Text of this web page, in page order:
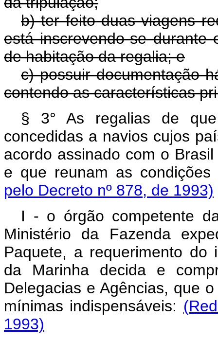
b) ter feito duas viagens
está inscrevendo-se
de habitação da regalia; e
c) possuir documentação
contendo as características
§ 3° As regalias de
concedidas a navios cujos
acordo assinado com o
e que reunam as
pelo Decreto nº 878, de 1993)
I - o órgão competente
Ministério da Fazenda
Paquete, a requerimento do
da Marinha decida e
Delegacias e Agências, que
mínimas indispensáveis:
1993)